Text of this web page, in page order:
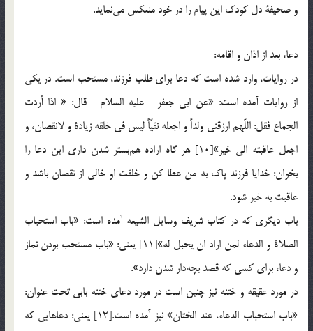
و صحيفة دل كودك اين پيام را در خود منعكس مي‌نمايد.
دعا، بعد از اذان و اقامه:
در روايات، وارد شده است كه دعا براي طلب فرزند، مستحب است. در يكي
از روايات آمده است: «عن ابي جعفر ـ عليه السلام ـ قال: « اذا أردت
الجماع فقل: اللّهم ارزقني ولداً و اجعله نقيّاً ليس في خلقه زيادة و لانقصان، و
اجعل عاقبته الي خير»[10] هر گاه اراده هم‌بستر شدن داري اين دعا را
بخوان: خدايا فرزند پاك به من عطا كن و خلقت او خالي از نقصان باشد و
عاقبت به خير شود.
باب ديگري که در كتاب شريف وسايل الشيعه آمده است: «باب استحباب
الصلاة و الدعاء لمن اراد ان يحبل له»[11] يعني: «باب مستحب بودن نماز
و دعا، براي كسي كه قصد بچه‌دار شدن دارد».
در مورد عقيقه و ختنه نيز چنين است در مورد دعاي ختنه بابي تحت عنوان:
«باب استحباب الدعاء، عند الختان» نيز آمده است.[12] يعني: دعاهايي که